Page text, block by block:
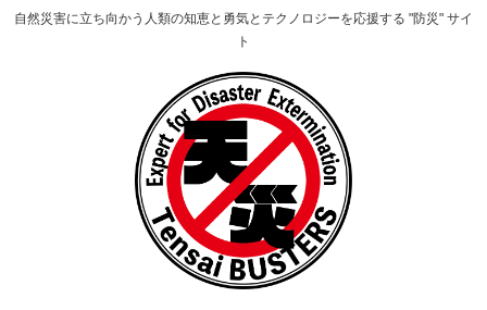
自然災害に立ち向かう人類の知恵と勇気とテクノロジーを応援する "防災" サイ
ト